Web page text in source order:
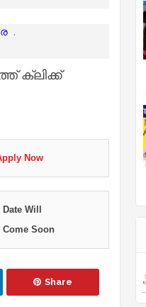
.
ക്ലിക്ക്
Now
Date Will
Come Soon
Share